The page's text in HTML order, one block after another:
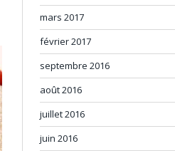
mars 2017
février 2017
septembre 2016
août 2016
juillet 2016
juin 2016